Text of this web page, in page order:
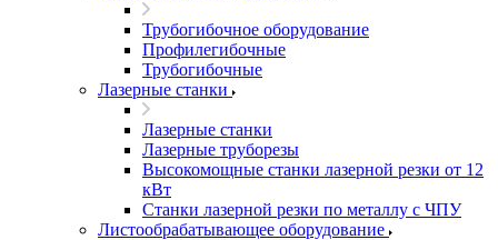
Трубогибочное оборудование
Профилегибочные
Трубогибочные
Лазерные станки
Лазерные станки
Лазерные труборезы
Высокомощные станки лазерной резки от 12
кВт
Станки лазерной резки по металлу с ЧПУ
Листообрабатывающее оборудование